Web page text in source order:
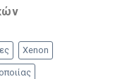
Xenon